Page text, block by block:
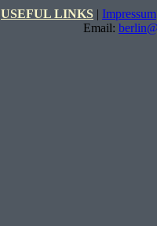
USEFUL LINKS | Impressum
Email: